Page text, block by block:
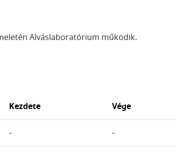
Alváslaboratórium működik.
Kezdete Vége
- -